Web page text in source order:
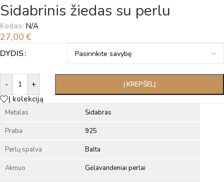
Sidabrinis žiedas su perlu
Kodas: N/A
27,00 €
DYDIS
- + Į KREPŠELĮ
Alternative:
Į kolekciją
Metalas Sidabras
Praba 925
Perlų spalva Balta
Akmuo Gėlavandeniai perlai